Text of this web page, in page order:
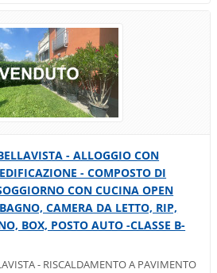
- ALLOGGIO CON
- COMPOSTO DI
CON CUCINA OPEN
CAMERA DA LETTO, RIP,
BOX, POSTO AUTO -CLASSE B-
- RISCALDAMENTO A PAVIMENTO